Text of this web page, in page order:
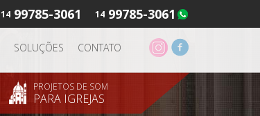
14 99785-3061
14 99785-3061
SOLUÇÕES CONTATO
PROJETOS DE SOM
PARA IGREJAS